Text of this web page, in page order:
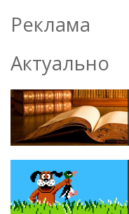
Реклама
Актуально